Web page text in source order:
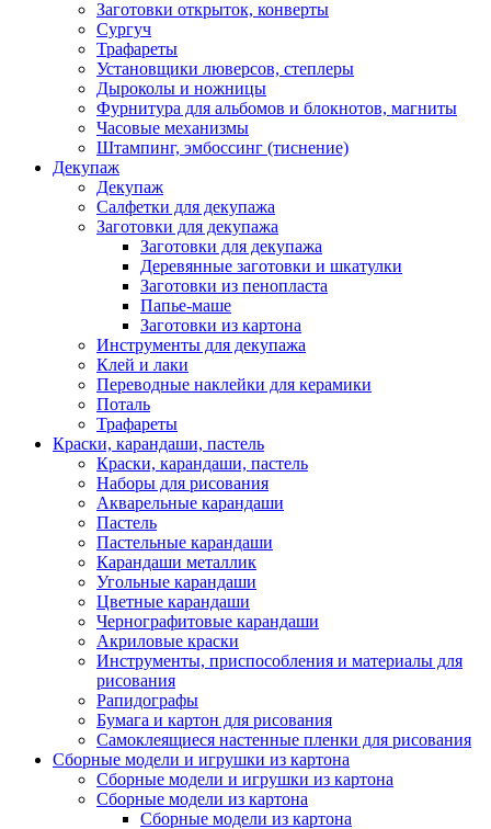
Заготовки открыток, конверты
Сургуч
Трафареты
Установщики люверсов, степлеры
Дыроколы и ножницы
Фурнитура для альбомов и блокнотов, магниты
Часовые механизмы
Штампинг, эмбоссинг (тиснение)
Декупаж
Декупаж
Салфетки для декупажа
Заготовки для декупажа
Заготовки для декупажа
Деревянные заготовки и шкатулки
Заготовки из пенопласта
Папье-маше
Заготовки из картона
Инструменты для декупажа
Клей и лаки
Переводные наклейки для керамики
Поталь
Трафареты
Краски, карандаши, пастель
Краски, карандаши, пастель
Наборы для рисования
Акварельные карандаши
Пастель
Пастельные карандаши
Карандаши металлик
Угольные карандаши
Цветные карандаши
Чернографитовые карандаши
Акриловые краски
Инструменты, приспособления и материалы для
рисования
Рапидографы
Бумага и картон для рисования
Самоклеящиеся настенные пленки для рисования
Сборные модели и игрушки из картона
Сборные модели и игрушки из картона
Сборные модели из картона
Сборные модели из картона